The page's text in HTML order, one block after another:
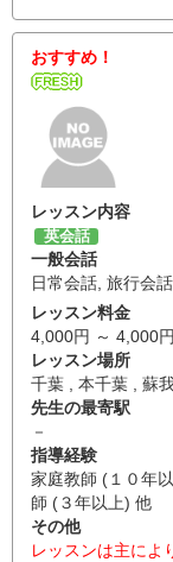
おすすめ！
レッスン内容
英会話
一般会話
日常会話 旅行会話
レッスン料金
4,000円 ～ 4,000円
レッスン場所
千葉 , 本千葉 , 蘇
先生の最寄駅
－
指導経験
家庭教師 (１０年
師 (３年以上) 他
その他
レッスンは主によ